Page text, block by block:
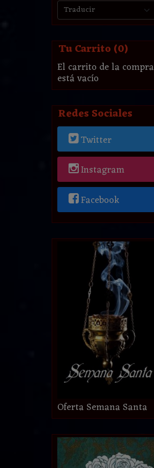
Tu Carrito (0)
El carrito de la compra
está vacío
Redes Sociales
Twitter
Instagram
Facebook
Oferta Semana Santa